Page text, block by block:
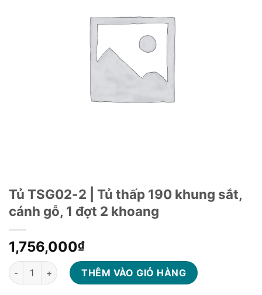
Tủ TSG02-2 | Tủ thấp 190 khung sắt,
cánh gỗ, 1 đợt 2 khoang
1,756,000₫
Tủ TSG02-2 | Tủ thấp 190 khung sắt, cánh gỗ, 1 đợt 2 khoang
THÊM VÀO GIỎ HÀNG